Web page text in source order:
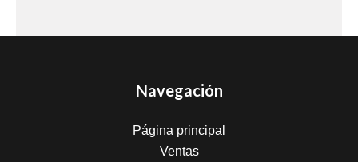
Navegación
Página principal
Ventas